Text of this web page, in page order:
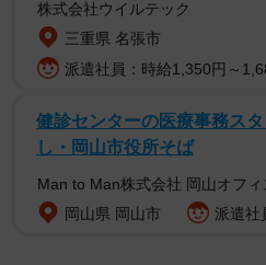
株式会社ウイルテック
三重県 名張市
派遣社員：時給1,350円～
健診センターの医療事務ス
し・岡山市役所そば
Man to Man株式会社 岡山オフィ
岡山県 岡山市
派遣社